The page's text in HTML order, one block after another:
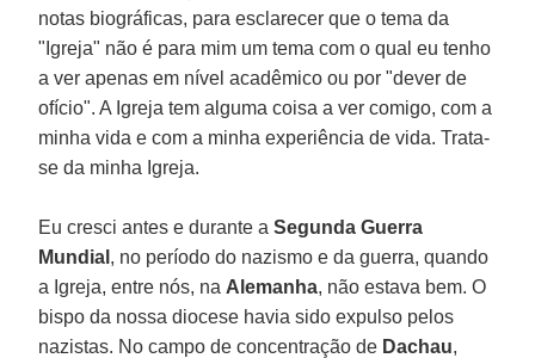
notas biográficas, para esclarecer que o tema da
"Igreja" não é para mim um tema com o qual eu tenho
a ver apenas em nível acadêmico ou por "dever de
ofício". A Igreja tem alguma coisa a ver comigo, com a
minha vida e com a minha experiência de vida. Trata-
se da minha Igreja.
Eu cresci antes e durante aSegunda Guerra
Mundial , no período do nazismo e da guerra, quando
a Igreja, entre nós, na Alemanha, não estava bem. O
bispo da nossa diocese havia sido expulso pelos
nazistas. No campo de concentração de Dachau,